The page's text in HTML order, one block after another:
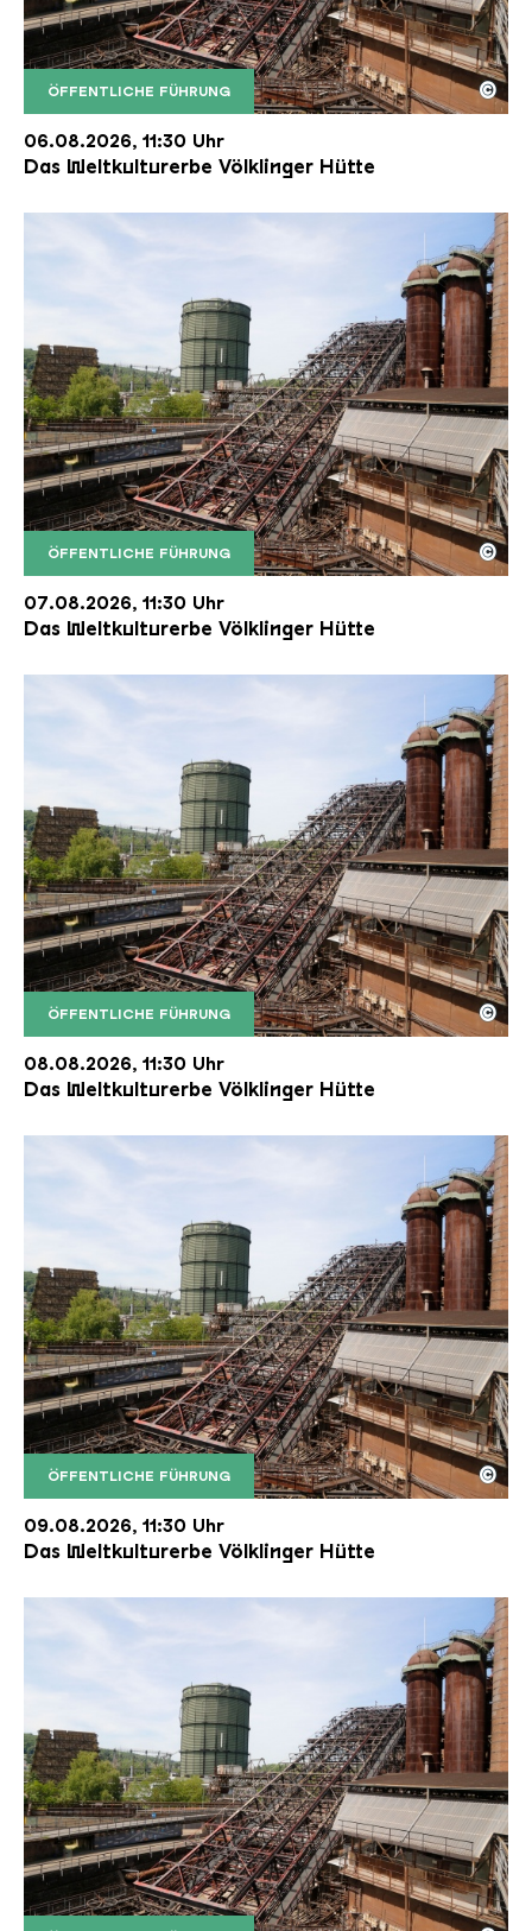
ÖFFENTLICHE FÜHRUNG
Der Erzschrägaufzug der Völklinger Hütte mit
Copyright: Weltkulturerbe Völklinger Hütte | Karl
©
06.08.2026, 11:30 Uhr
Das Weltkulturerbe Völklinger Hütte
ÖFFENTLICHE FÜHRUNG
Der Erzschrägaufzug der Völklinger Hütte mit
Copyright: Weltkulturerbe Völklinger Hütte | Karl
©
07.08.2026, 11:30 Uhr
Das Weltkulturerbe Völklinger Hütte
ÖFFENTLICHE FÜHRUNG
Der Erzschrägaufzug der Völklinger Hütte mit
Copyright: Weltkulturerbe Völklinger Hütte | Karl
©
08.08.2026, 11:30 Uhr
Das Weltkulturerbe Völklinger Hütte
ÖFFENTLICHE FÜHRUNG
Der Erzschrägaufzug der Völklinger Hütte mit
Copyright: Weltkulturerbe Völklinger Hütte | Karl
©
09.08.2026, 11:30 Uhr
Das Weltkulturerbe Völklinger Hütte